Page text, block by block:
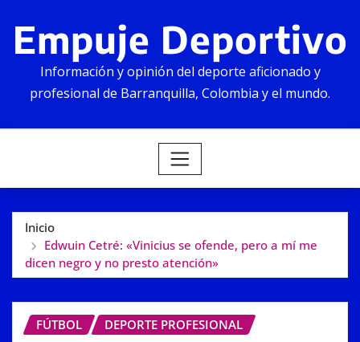
Empuje Deportivo
Información y opinión del deporte aficionado y
profesional de Barranquilla, Colombia y el mundo.
Inicio
Edwuin Cetré: «Vinicius se ofende, pero a mí me
dicen negro y no presto atención»
FÚTBOL DEPORTE PROFESIONAL